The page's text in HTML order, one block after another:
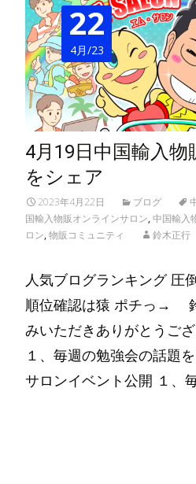
22
4月/23
4月19日中国輸入物
をシェア
2023年4月22日 ブログ
国輸入物販オンラインサロン,中国輸入
ロン,物販コミュニティ 鈴木正行
人気ブログランキング 圧
順位確認は猿 ポチっ→
みいただきありがとうご
１、毎週の勉強会の話題
サロンイベント公開 １、